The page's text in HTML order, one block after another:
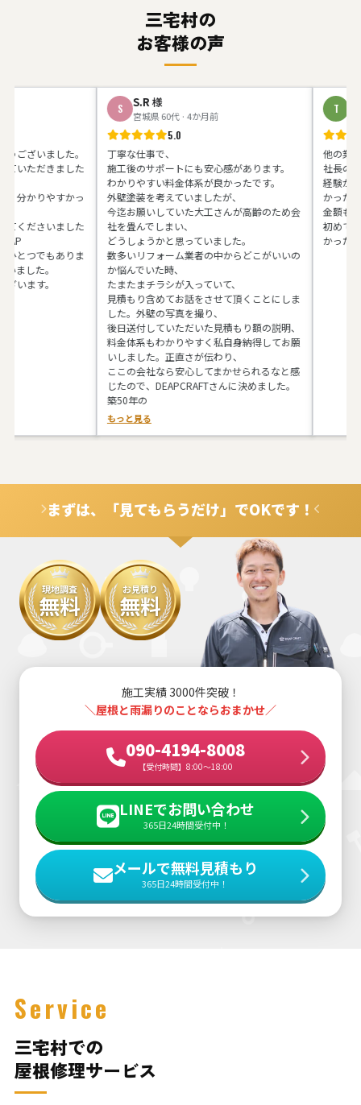
三宅村の
お客様の声
いました。
だきました
りやすかっ
さいました
でもありま
た。
す。
S.R様
宮城県 60代 · 4か月前
5.0
丁寧な仕事で、
施工後のサポートにも安心感があります。
わかりやすい料金体系が良かったです。
外壁塗装を考えていましたが、
今迄お願いしていた大工さんが高齢のため会
社を畳んでしまい、
どうしょうかと思っていました。
数多いリフォーム業者の中からどこがいいの
か悩んでいた時、
たまたまチラシが入っていて、
見積もり含めてお話をさせて頂くことにしま
した。外壁の写真を撮り、
後日送付していただいた見積もり額の説明、
料金体系もわかりやすく私自身納得してお願
いしました。正直さが伝わり、
ここの会社なら安心してまかせられるなと感
じたので、DEAPCRAFTさんに決めました。
築50年の
もっと見る
T.Y様
神奈川県
他の業者さん
社長の馬場さ
経験があると
かったです。
金額も予算内
初めてお会い
かったです。
まずは、「見てもらうだけ」でOKです！
現地調査
無料
お見積り
無料
施工実績 3000件突破！
＼屋根と雨漏りのことならおまかせ／
090-4194-8008
【受付時間】8:00～18:00
LINEでお問い合わせ
365日24時間受付中！
メールで無料見積もり
365日24時間受付中！
Service
三宅村での
屋根修理サービス